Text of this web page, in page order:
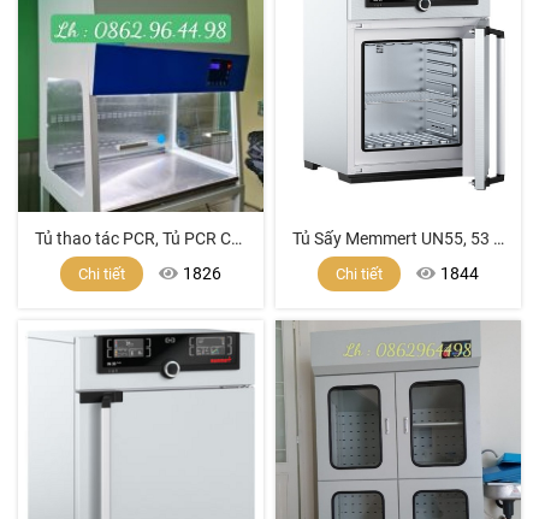
Tủ thao tác PCR, Tủ PCR Cabinets, tủ pcr giá tốt
Chi tiết 1826
Tủ Sấy Memmert UN55, 53 Lít
Chi tiết 1844